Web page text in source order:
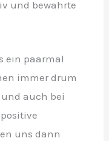
und bewahrte
ein paarmal
immer drum
auch bei
uns dann